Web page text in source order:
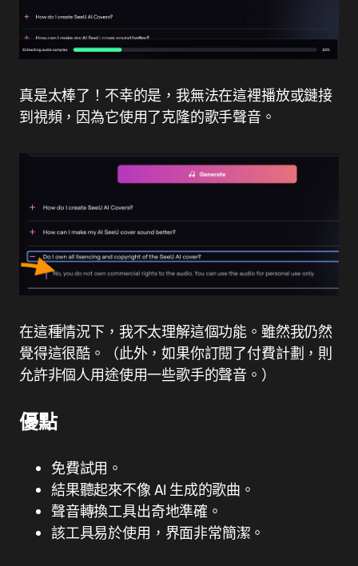
真是太棒了！不幸的是，我無法在這裡播放或鏈接
到視頻，因為它使用了克隆的歌手聲音。
在這種情況下，我不太理解這個功能。雖然我仍然
覺得這很酷。（此外，如果你訂閱了付費計劃，則
允許非個人用途使用一些歌手的聲音。）
優點
免費試用。
結果聽起來不像 AI 生成的歌曲。
聲音轉換工具出奇地準確。
該工具易於使用，界面非常簡潔。